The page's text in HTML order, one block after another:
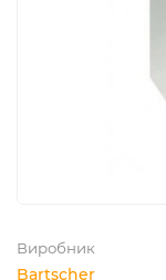
Виробник
Bartscher